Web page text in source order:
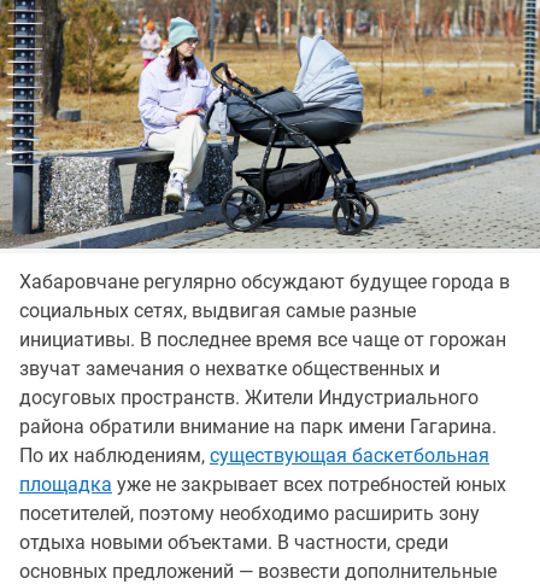
Хабаровчане регулярно обсуждают будущее города в
социальных сетях, выдвигая самые разные
инициативы. В последнее время все чаще от горожан
звучат замечания о нехватке общественных и
досуговых пространств. Жители Индустриального
района обратили внимание на парк имени Гагарина.
По их наблюдениям, существующая баскетбольная
площадка уже не закрывает всех потребностей юных
посетителей, поэтому необходимо расширить зону
отдыха новыми объектами. В частности, среди
основных предложений — возвести дополнительные